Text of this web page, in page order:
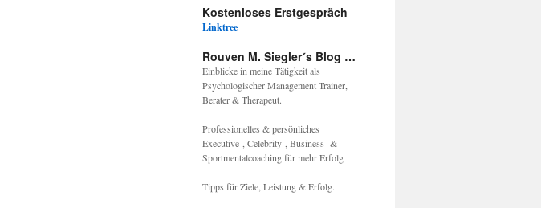
Kostenloses Erstgespräch
Linktree
Rouven M. Siegler´s Blog …
Einblicke in meine Tätigkeit als
Psychologischer Management Trainer,
Berater & Therapeut.
Professionelles & persönliches
Executive-, Celebrity-, Business- &
Sportmentalcoaching für mehr Erfolg
Tipps für Ziele, Leistung & Erfolg.